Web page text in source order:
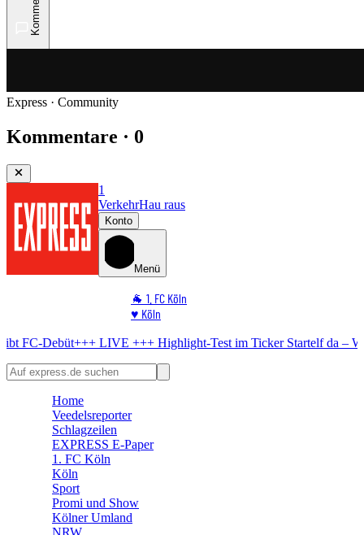
Express · Community
Kommentare · 0
1
VerkehrHau raus
Konto
Menü
🐐 1. FC Köln
♥️ Köln
🏆 Sport
+++ LIVE +++Highlight-Test im Ticker Startelf da – WM-Star
Home
Veedelsreporter
Schlagzeilen
EXPRESS E-Paper
1. FC Köln
Köln
Sport
Promi und Show
Kölner Umland
NRW